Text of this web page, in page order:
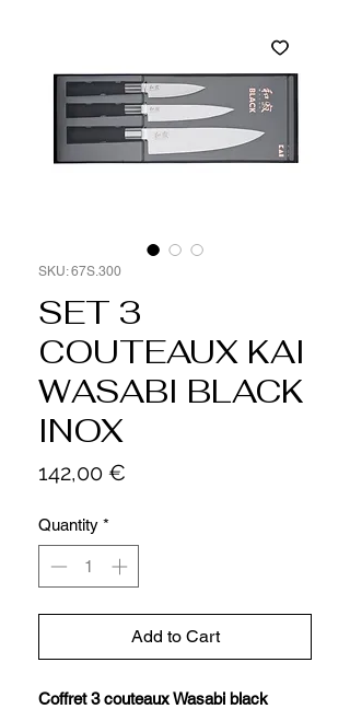
SKU: 67S.300
SET 3
COUTEAUX KAI
WASABI BLACK
INOX
142,00 €
Quantity *
Add to Cart
Coffret 3 couteaux Wasabi black